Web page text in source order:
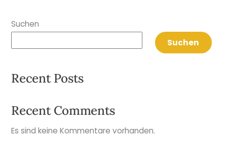
Suchen
Suchen
Recent Posts
Recent Comments
Es sind keine Kommentare vorhanden.